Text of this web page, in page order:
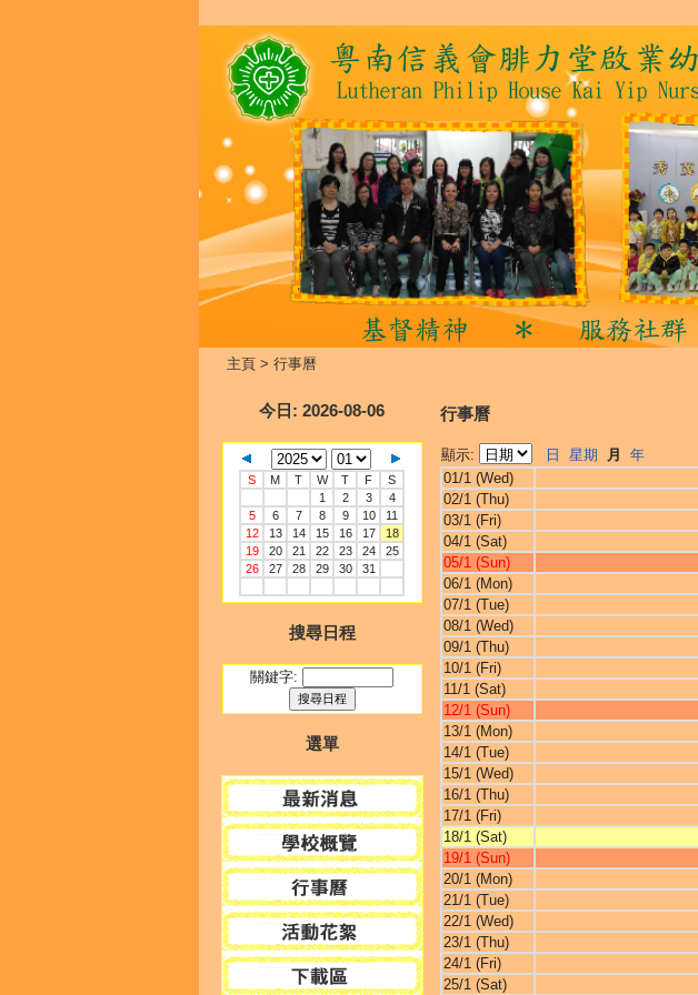
主頁> 行事曆
今日 : 2026-08-06
S M T W T F
S
1
2 3
4
5
6 7 8 9 10
11
12
13 14 15 16 17
18
19
20 21 22 23 24
25
26
27 28 29 30 31
搜尋日程
關鍵字:
選單
行事曆
顯示: 日 星期 月 年
01/1 (Wed)
02/1 (Thu)
03/1 (Fri)
04/1 (Sat)
05/1 (Sun)
06/1 (Mon)
07/1 (Tue)
08/1 (Wed)
09/1 (Thu)
10/1 (Fri)
11/1 (Sat)
12/1 (Sun)
13/1 (Mon)
14/1 (Tue)
15/1 (Wed)
16/1 (Thu)
17/1 (Fri)
18/1 (Sat)
19/1 (Sun)
20/1 (Mon)
21/1 (Tue)
22/1 (Wed)
23/1 (Thu)
24/1 (Fri)
25/1 (Sat)